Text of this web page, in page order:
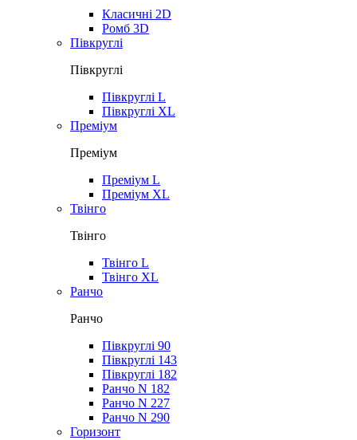
Класичні 2D
Ромб 3D
Півкруглі
Півкруглі
Півкруглі L
Півкруглі XL
Преміум
Преміум
Преміум L
Преміум XL
Твінго
Твінго
Твінго L
Твінго XL
Ранчо
Ранчо
Півкруглі 90
Півкруглі 143
Півкруглі 182
Ранчо N 182
Ранчо N 227
Ранчо N 290
Горизонт